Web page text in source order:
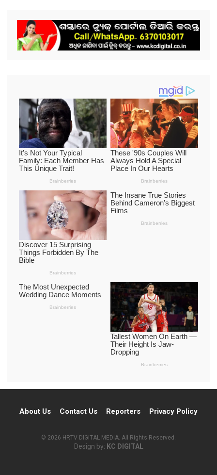
About Us Contact Us Reporters Privacy Policy
© 2026 HRTV DIGITAL MEDIA. All Rights Reserved.
Design by: KC DIGITAL